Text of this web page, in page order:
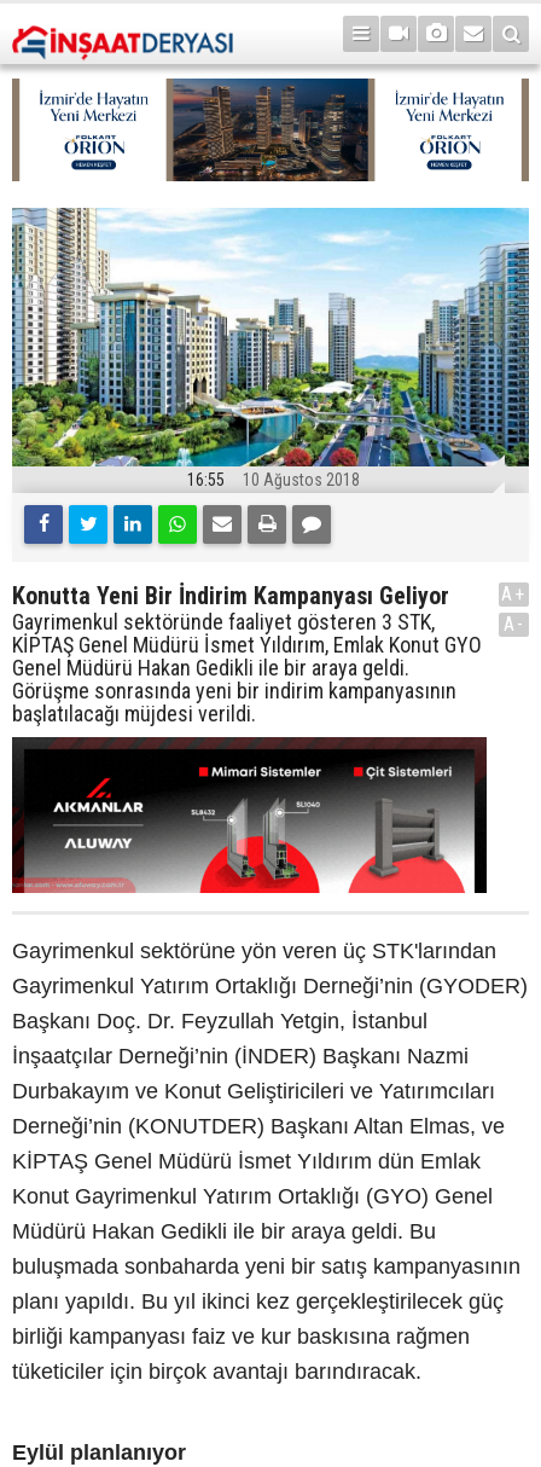
16:55 10 Ağustos 2018
Konutta Yeni Bir İndirim Kampanyası Geliyor
Gayrimenkul sektöründe faaliyet gösteren 3 STK,
KİPTAŞ Genel Müdürü İsmet Yıldırım, Emlak Konut GYO
Genel Müdürü Hakan Gedikli ile bir araya geldi.
Görüşme sonrasında yeni bir indirim kampanyasının
başlatılacağı müjdesi verildi.
A+
A-
Gayrimenkul sektörüne yön veren üç STK'larından
Gayrimenkul Yatırım Ortaklığı Derneği’nin (GYODER)
Başkanı Doç. Dr. Feyzullah Yetgin, İstanbul
İnşaatçılar Derneği’nin (İNDER) Başkanı Nazmi
Durbakayım ve Konut Geliştiricileri ve Yatırımcıları
Derneği’nin (KONUTDER) Başkanı Altan Elmas, ve
KİPTAŞ Genel Müdürü İsmet Yıldırım dün Emlak
Konut Gayrimenkul Yatırım Ortaklığı (GYO) Genel
Müdürü Hakan Gedikli ile bir araya geldi. Bu
buluşmada sonbaharda yeni bir satış kampanyasının
planı yapıldı. Bu yıl ikinci kez gerçekleştirilecek güç
birliği kampanyası faiz ve kur baskısına rağmen
tüketiciler için birçok avantajı barındıracak.
Eylül planlanıyor